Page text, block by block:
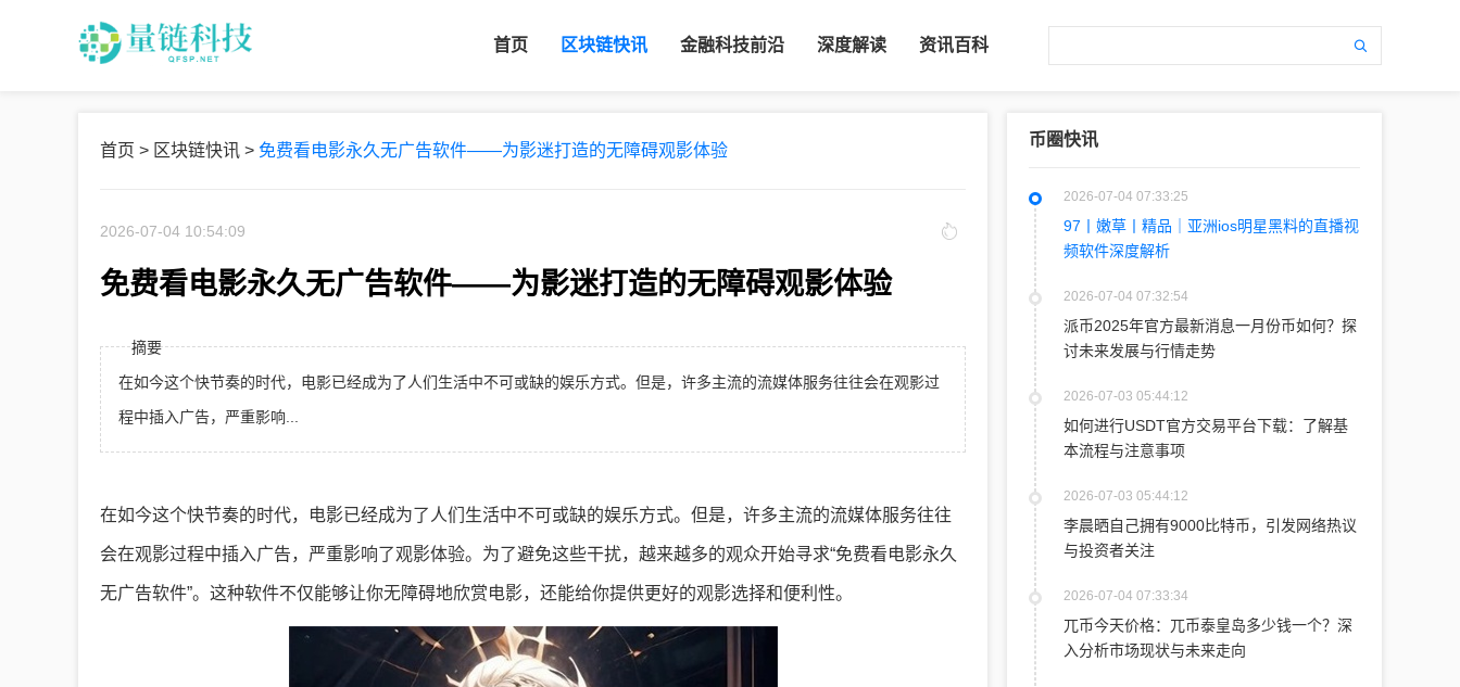
首页 区块链快讯 金融科技前沿 深度解读 资讯百科
首页 > 区块链快讯 > 免费看电影永久无广告软件——为影迷打造的无障碍观影体验
2026-07-04 10:54:09
免费看电影永久无广告软件——为影迷打造的无障碍观影体验
摘要
在如今这个快节奏的时代，电影已经成为了人们生活中不可或缺的娱乐方式。但是，许多主流的流媒体服务往往会在观影过
程中插入广告，严重影响...
在如今这个快节奏的时代，电影已经成为了人们生活中不可或缺的娱乐方式。但是，许多主流的流媒体服务往往
会在观影过程中插入广告，严重影响了观影体验。为了避免这些干扰，越来越多的观众开始寻求“免费看电影永久
无广告软件”。这种软件不仅能够让你无障碍地欣赏电影，还能给你提供更好的观影选择和便利性。
币圈快讯
2026-07-04 07:33:25
97丨嫩草丨精品｜亚洲ios明星黑料的直播视
频软件深度解析
2026-07-04 07:32:54
派币2025年官方最新消息一月份币如何？探
讨未来发展与行情走势
2026-07-03 05:44:12
如何进行USDT官方交易平台下载：了解基
本流程与注意事项
2026-07-03 05:44:12
李晨晒自己拥有9000比特币，引发网络热议
与投资者关注
2026-07-04 07:33:34
兀币今天价格：兀币泰皇岛多少钱一个？深
入分析市场现状与未来走向